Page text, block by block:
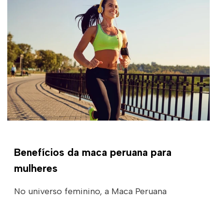
Benefícios da maca peruana para
mulheres
No universo feminino, a Maca Peruana